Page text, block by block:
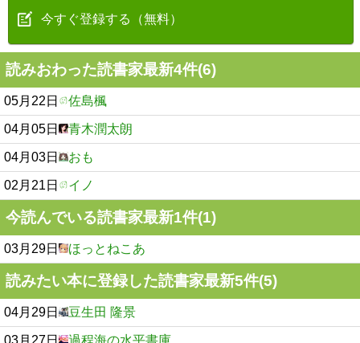
今すぐ登録する（無料）
読みおわった読書家最新4件(6)
05月22日 佐島楓
04月05日 青木潤太朗
04月03日 おも
02月21日 イノ
今読んでいる読書家最新1件(1)
03月29日 ほっとねこあ
読みたい本に登録した読書家最新5件(5)
04月29日 豆生田 隆景
03月27日 過程海の水平書庫